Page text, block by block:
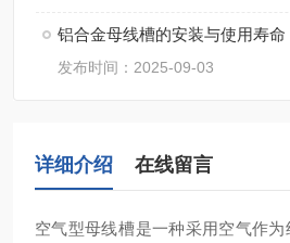
铝合金母线槽的安装与使用寿命
发布时间：2025-09-03
详细介绍 在线留言
空气型母线槽‌是一种采用空气作